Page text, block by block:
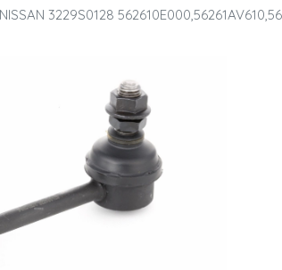
3229S0128